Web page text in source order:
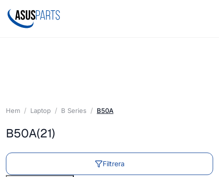
Hem Laptop B Series B50A
B50A(21)
Filtrera